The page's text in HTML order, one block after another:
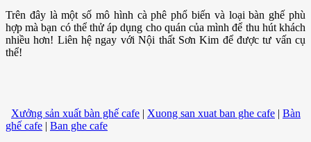
Trên đây là một số mô hình cà phê phổ biến và loại bàn ghế phù
hợp mà bạn có thể thử áp dụng cho quán của mình để thu hút khách
nhiều hơn! Liên hệ ngay với Nội thất Sơn Kim để được tư vấn cụ
thể!
Xưởng sản xuất bàn ghế cafe | Xuong san xuat ban ghe cafe | Bàn
ghế cafe | Ban ghe cafe